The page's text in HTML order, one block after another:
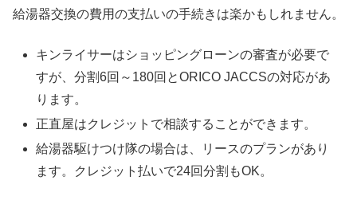
給湯器交換の費用の支払いの手続きは楽かもしれません。
キンライサーはショッピングローンの審査が必要で
すが、分割6回～180回とORICO JACCSの対応があ
ります。
正直屋はクレジットで相談することができます。
給湯器駆けつけ隊の場合は、リースのプランがあり
ます。クレジット払いで24回分割もOK。